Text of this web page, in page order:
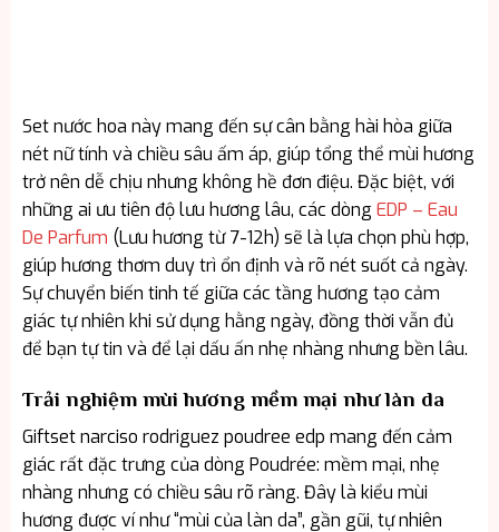
Set nước hoa này mang đến sự cân bằng hài hòa giữa
nét nữ tính và chiều sâu ấm áp, giúp tổng thể mùi hương
trở nên dễ chịu nhưng không hề đơn điệu. Đặc biệt, với
những ai ưu tiên độ lưu hương lâu, các dòng EDP – Eau
De Parfum (Lưu hương từ 7-12h) sẽ là lựa chọn phù hợp,
giúp hương thơm duy trì ổn định và rõ nét suốt cả ngày.
Sự chuyển biến tinh tế giữa các tầng hương tạo cảm
giác tự nhiên khi sử dụng hằng ngày, đồng thời vẫn đủ
để bạn tự tin và để lại dấu ấn nhẹ nhàng nhưng bền lâu.
Trải nghiệm mùi hương mềm mại như làn da
Giftset narciso rodriguez poudree edp mang đến cảm
giác rất đặc trưng của dòng Poudrée: mềm mại, nhẹ
nhàng nhưng có chiều sâu rõ ràng. Đây là kiểu mùi
hương được ví như “mùi của làn da”, gần gũi, tự nhiên